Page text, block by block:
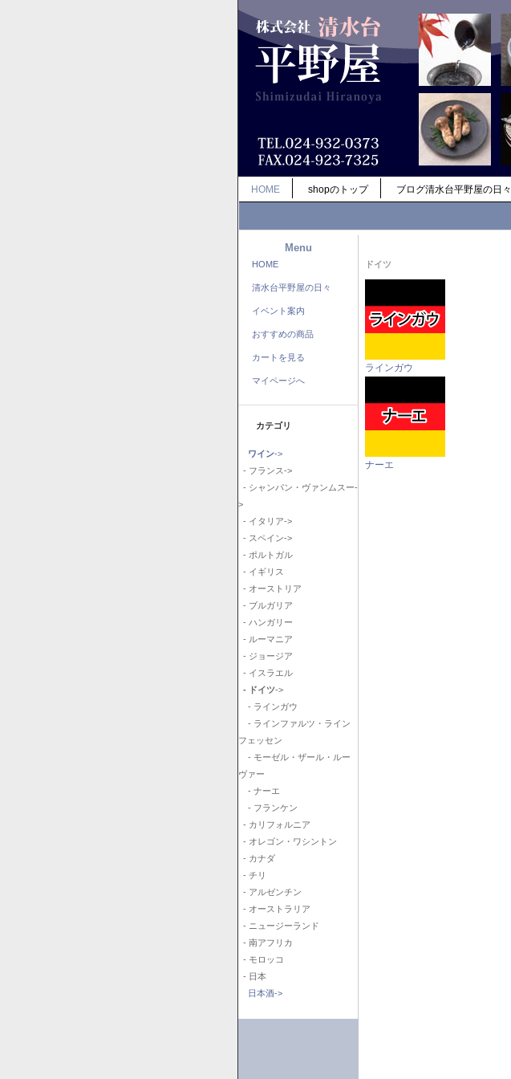
HOME shopのトップ ブログ清水台平野屋の日々
Menu
HOME
清水台平野屋の日々
イベント案内
おすすめの商品
カートを見る
マイページへ
カテゴリ
ワイン->
- フランス->
- シャンパン・ヴァンムスー-
>
- イタリア->
- スペイン->
- ポルトガル
- イギリス
- オーストリア
- ブルガリア
- ハンガリー
- ルーマニア
- ジョージア
- イスラエル
- ドイツ->
- ラインガウ
- ラインファルツ・ライン
フェッセン
- モーゼル・ザール・ルー
ヴァー
- ナーエ
- フランケン
- カリフォルニア
- オレゴン・ワシントン
- カナダ
- チリ
- アルゼンチン
- オーストラリア
- ニュージーランド
- 南アフリカ
- モロッコ
- 日本
日本酒->
ドイツ
ラインガウ
ナーエ